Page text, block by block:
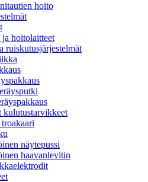
hoito
ja hoitolaitteet
ruiskutusjärjestelmät
kulutustarvikkeet
näytepussi
haavanlevitin